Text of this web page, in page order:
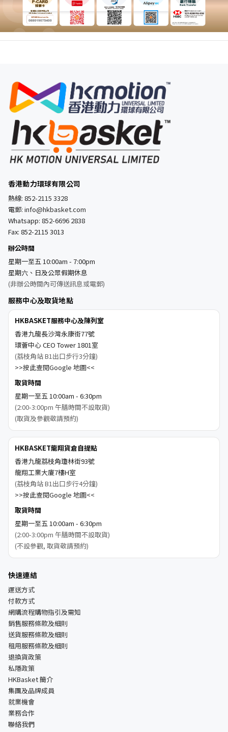
香港動力環球有限公司
熱線: 852-2115 3328
電郵: info@hkbasket.com
Whatsapp: 852-6696 2838
Fax: 852-2115 3013
辦公時間
星期一至五 10:00am - 7:00pm
星期六、日及公眾假期休息
(非辦公時間內可傳送訊息或電郵)
服務中心及取貨地點
HKBASKET服務中心及陳列室
香港九龍長沙灣永康街77號
環薈中心 CEO Tower 1801室
(荔枝角站 B1出口步行3分鐘)
>>按此查閱Google 地圖<<
取貨時間
星期一至五 10:00am - 6:30pm
(2:00-3:00pm 午膳時間不設取貨)
(取貨及參觀敬請預約)
HKBASKET龍翔貨倉自提點
香港九龍荔枝角瓊林街93號
龍翔工業大廈7樓H室
(荔枝角站 B1出口步行4分鐘)
>>按此查閱Google 地圖<<
取貨時間
星期一至五 10:00am - 6:30pm
(2:00-3:00pm 午膳時間不設取貨)
(不設參觀, 取貨敬請預約)
快速連結
運送方式
付款方式
網購流程購物指引及需知
銷售服務條款及細則
送貨服務條款及細則
租用服務條款及細則
退換貨政策
私隱政策
HKBasket 簡介
集團及品牌成員
就業機會
業務合作
聯絡我們